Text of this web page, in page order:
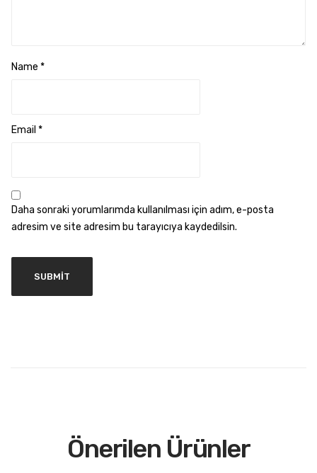
Name *
Email *
Daha sonraki yorumlarımda kullanılması için adım, e-posta
adresim ve site adresim bu tarayıcıya kaydedilsin.
Önerilen Ürünler